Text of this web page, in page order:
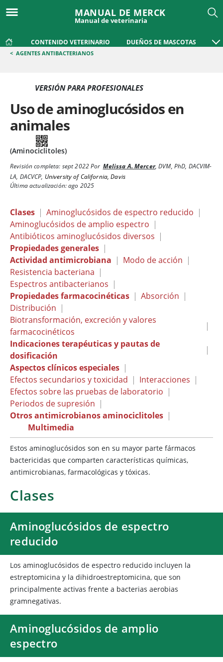
MANUAL DE MERCK
Manual de veterinaria
CONTENIDO VETERINARIO DUEÑOS DE MASCOTAS
< AGENTES ANTIBACTERIANOS
VERSIÓN PARA PROFESIONALES
Uso de aminoglucósidos en
animales
(Aminociclitoles)
Revisión completa: sept 2022Por Melissa A. Mercer,DVM, PhD, DACVIM-
LA, DACVCP, University of California, Davis
Última actualización: ago 2025
Clases | Aminoglucósidos de espectro reducido |
Aminoglucósidos de amplio espectro |
Antibióticos aminoglucósidos diversos |
Propiedades generales |
Actividad antimicrobiana | Modo de acción |
Resistencia bacteriana |
Espectros antibacterianos |
Propiedades farmacocinéticas | Absorción |
Distribución |
Biotransformación, excreción y valores
farmacocinéticos
|
Indicaciones terapéuticas y pautas de
dosificación
|
Aspectos clínicos especiales |
Efectos secundarios y toxicidad | Interacciones |
Efectos sobre las pruebas de laboratorio |
Periodos de supresión |
Otros antimicrobianos aminociclitoles |
Multimedia
Estos aminoglucósidos son en su mayor parte fármacos
bactericidas que comparten características químicas,
antimicrobianas, farmacológicas y tóxicas.
Clases
Aminoglucósidos de espectro
reducido
Los aminoglucósidos de espectro reducido incluyen la
estreptomicina y la dihidroestreptomicina, que son
principalmente activas frente a bacterias aerobias
gramnegativas.
Aminoglucósidos de amplio
espectro